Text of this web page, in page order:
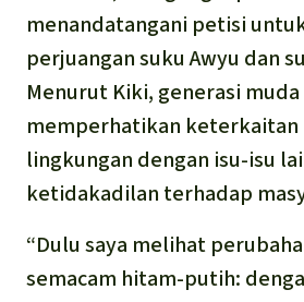
menandatangani petisi
perjuangan suku Awyu dan
Menurut Kiki, generasi
memperhatikan keterkaitan
lingkungan dengan isu-isu
ketidakadilan terhadap
“Dulu saya melihat
semacam hitam-putih: